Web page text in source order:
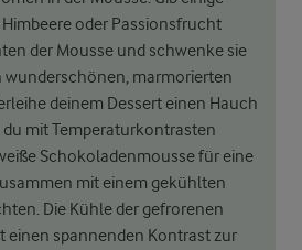
oder Passionsfrucht
der Mousse und schwenke sie
wunderschönen, marmorierten
deinem Dessert einen Hauch
mit Temperaturkontrasten
Schokoladenmousse für eine
mit einem gekühlten
Die Kühle der gefrorenen
einen spannenden Kontrast zur